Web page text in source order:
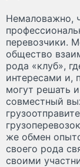
Немаловажно,
перевозчики.
общество
рода «клуб»,
интересами и,
могут решать
совместный
же обмен
своего рода
своими